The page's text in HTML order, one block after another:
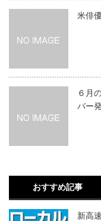
米俳
６月
バー
おすすめ記事
新高